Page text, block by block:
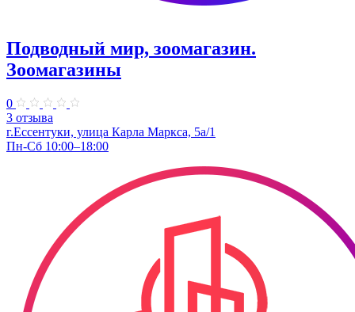
Подводный мир, зоомагазин.
Зоомагазины
0
3 отзыва
г.Ессентуки, улица Карла Маркса, 5а/1
Пн-Сб 10:00–18:00